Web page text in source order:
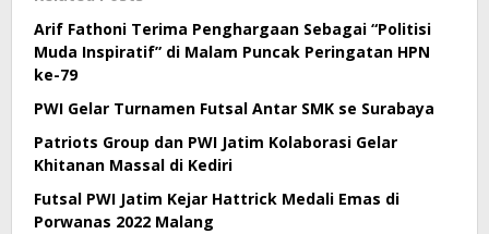
Arif Fathoni Terima Penghargaan Sebagai “Politisi
Muda Inspiratif” di Malam Puncak Peringatan HPN
ke-79
PWI Gelar Turnamen Futsal Antar SMK se Surabaya
Patriots Group dan PWI Jatim Kolaborasi Gelar
Khitanan Massal di Kediri
Futsal PWI Jatim Kejar Hattrick Medali Emas di
Porwanas 2022 Malang